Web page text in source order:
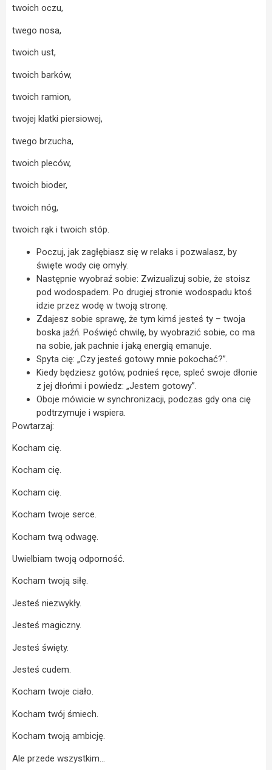
twoich oczu,
twego nosa,
twoich ust,
twoich barków,
twoich ramion,
twojej klatki piersiowej,
twego brzucha,
twoich pleców,
twoich bioder,
twoich nóg,
twoich rąk i twoich stóp.
Poczuj, jak zagłębiasz się w relaks i pozwalasz, by
święte wody cię omyły.
Następnie wyobraź sobie: Zwizualizuj sobie, że stoisz
pod wodospadem. Po drugiej stronie wodospadu ktoś
idzie przez wodę w twoją stronę.
Zdajesz sobie sprawę, że tym kimś jesteś ty – twoja
boska jaźń. Poświęć chwilę, by wyobrazić sobie, co ma
na sobie, jak pachnie i jaką energią emanuje.
Spyta cię: „Czy jesteś gotowy mnie pokochać?”.
Kiedy będziesz gotów, podnieś ręce, spleć swoje dłonie
z jej dłońmi i powiedz: „Jestem gotowy”.
Oboje mówicie w synchronizacji, podczas gdy ona cię
podtrzymuje i wspiera.
Powtarzaj:
Kocham cię.
Kocham cię.
Kocham cię.
Kocham twoje serce.
Kocham twą odwagę.
Uwielbiam twoją odporność.
Kocham twoją siłę.
Jesteś niezwykły.
Jesteś magiczny.
Jesteś święty.
Jesteś cudem.
Kocham twoje ciało.
Kocham twój śmiech.
Kocham twoją ambicję.
Ale przede wszystkim…